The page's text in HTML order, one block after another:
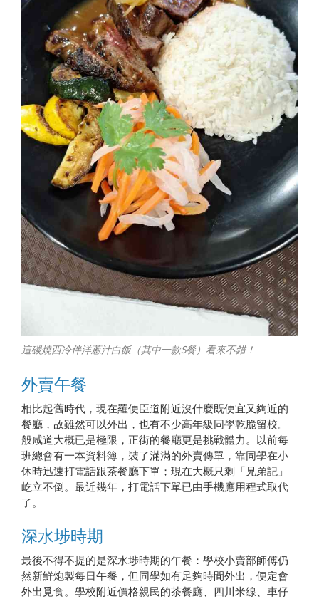
這碳燒西冷伴洋蔥汁白飯（其中一款S餐）看來不錯！
外賣午餐
相比起舊時代，現在羅便臣道附近沒什麼既便宜又夠近的
餐廳，故雖然可以外出，也有不少高年級同學乾脆留校。
般咸道大概已是極限，正街的餐廳更是挑戰體力。以前每
班總會有一本資料簿，裝了滿滿的外賣傳單，靠同學在小
休時迅速打電話跟茶餐廳下單；現在大概只剩「兄弟記」
屹立不倒。最近幾年，打電話下單已由手機應用程式取代
了。
深水埗時期
最後不得不提的是深水埗時期的午餐：學校小賣部師傅仍
然新鮮炮製每日午餐，但同學如有足夠時間外出，便定會
外出覓食。學校附近價格親民的茶餐廳、四川米線、車仔